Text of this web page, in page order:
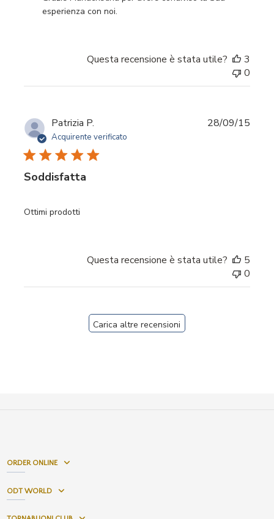
esperienza con noi.
Questa recensione è stata utile?
3
0
Patrizia P.
Acquirente verificato
Soddisfatta
Ottimi prodotti
Data
28/09/15
Questa recensione è stata utile?
5
0
Carica altre recensioni
ORDER ONLINE
ODT WORLD